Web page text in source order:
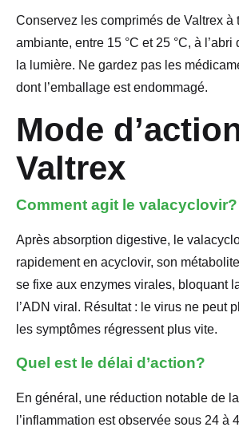
Conservez les comprimés de Valtrex à
ambiante, entre 15 °C et 25 °C, à l’abri
la lumière. Ne gardez pas les
dont l’emballage est endommagé.
Mode
Valtrex
Comment agit le valacyclovir?
Après absorption digestive, le
rapidement en acyclovir, son
se fixe aux enzymes virales, bloquant
l’ADN viral. Résultat : le virus ne peut
les symptômes régressent plus vite.
Quel est le délai d’action?
En général, une réduction notable de
l’inflammation est observée sous 24 à